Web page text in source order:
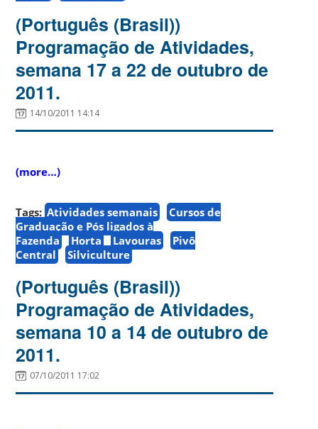
(Português (Brasil))
Programação de Atividades,
semana 17 a 22 de outubro de
2011.
14/10/2011 14:14
(more…)
Tags: Atividades semanais
Cursos de
Graduação e Pós ligados à
Fazenda
Horta Lavouras
Pivô
Central
Silviculture
(Português (Brasil))
Programação de Atividades,
semana 10 a 14 de outubro de
2011.
07/10/2011 17:02